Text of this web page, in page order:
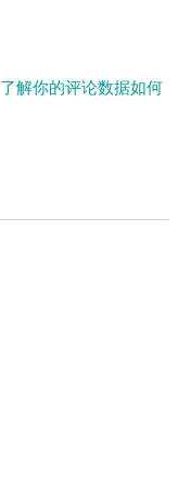
了解你的评论数据如何